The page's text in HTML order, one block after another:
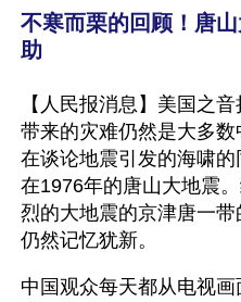
不寒而栗的回顾！唐
助
【人民报消息】美国之
带来的灾难仍然是大多
在谈论地震引发的海啸
在1976年的唐山大地震
烈的大地震的京津唐一
仍然记忆犹新。
中国观众每天都从电视